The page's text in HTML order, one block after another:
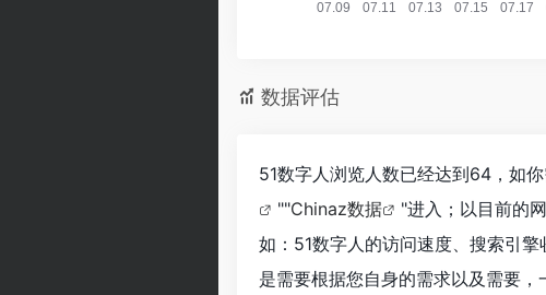
数据评估
51数字人浏览人数已经达到64，如
""Chinaz数据
"进入；以目前的
如：51数字人的访问速度、搜索引
是需要根据您自身的需求以及需要